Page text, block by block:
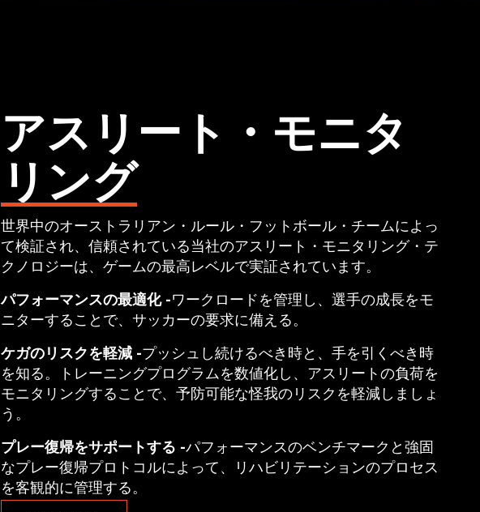
アスリート・モニタ
リング
世界中のオーストラリアン・ルール・フットボール・チームによっ
て検証され、信頼されている当社のアスリート・モニタリング・テ
クノロジーは、ゲームの最高レベルで実証されています。
パフォーマンスの最適化 -ワークロードを管理し、選手の成長をモ
ニターすることで、サッカーの要求に備える。
ケガのリスクを軽減 -プッシュし続けるべき時と、手を引くべき時
を知る。トレーニングプログラムを数値化し、アスリートの負荷を
モニタリングすることで、予防可能な怪我のリスクを軽減しましょ
う。
プレー復帰をサポートする -パフォーマンスのベンチマークと強固
なプレー復帰プロトコルによって、リハビリテーションのプロセス
を客観的に管理する。